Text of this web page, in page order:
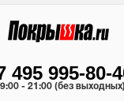
495 995-80-
- 21:00 (без выходных)